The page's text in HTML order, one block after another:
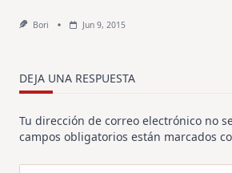
Bori Jun 9, 2015
DEJA UNA RESPUESTA
Tu dirección de correo electrónico no
campos obligatorios están marcados